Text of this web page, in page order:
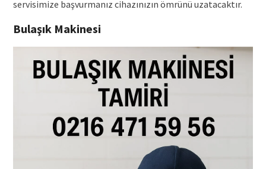
servisimize başvurmanız cihazınızın ömrünü uzatacaktır.
Bulaşık Makinesi